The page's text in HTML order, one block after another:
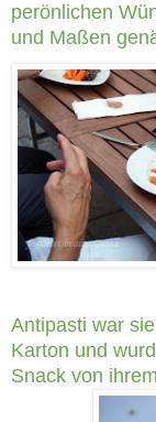
perönlichen
und Maßen
Antipasti war
Karton und
Snack von